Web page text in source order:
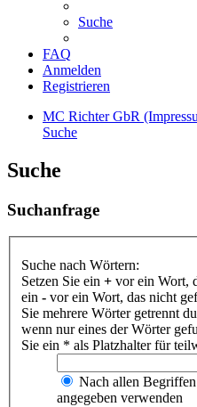
Suche
FAQ
Anmelden
Registrieren
MC Richter GbR
Suche
Suche
Suchanfrage
Suche nach Wörtern:
Setzen Sie ein + vor ein Wort,
ein - vor ein Wort, das nicht
Sie mehrere Wörter getrennt
wenn nur eines der Wörter
Sie ein * als Platzhalter für
Nach allen
angegeben verwenden